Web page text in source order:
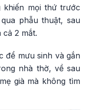
khiến mọi thứ trước
phẫu thuật, sau
cả 2 mắt.
để mưu sinh và gắn
nhà thờ, về sau
già mà không tìm